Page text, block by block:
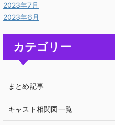
2023年7月
2023年6月
カテゴリー
まとめ記事
キャスト相関図一覧